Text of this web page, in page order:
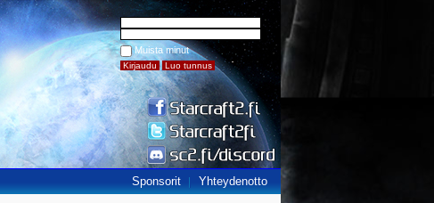
Muista minut
Sponsorit Yhteydenotto